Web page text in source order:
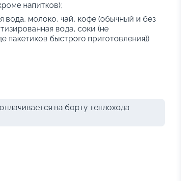
напитков);
вода, молоко, чай, кофе (обычный и без
вода, соки (не
пакетиков быстрого приготовления))
на борту теплохода